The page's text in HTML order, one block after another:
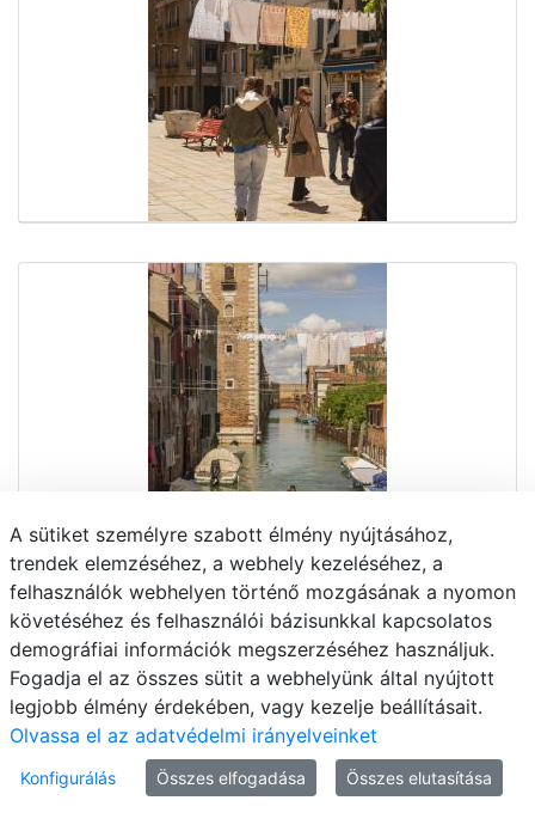
A sütiket személyre szabott élmény nyújtásához,
trendek elemzéséhez, a webhely kezeléséhez, a
felhasználók webhelyen történő mozgásának a nyomon
követéséhez és felhasználói bázisunkkal kapcsolatos
demográfiai információk megszerzéséhez használjuk.
Fogadja el az összes sütit a webhelyünk által nyújtott
legjobb élmény érdekében, vagy kezelje beállításait.
Olvassa el az adatvédelmi irányelveinket
Konfigurálás Összes elfogadása Összes elutasítása